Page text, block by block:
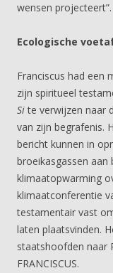
wensen projecteert”.
Ecologische
Franciscus had een
zijn spiritueel
Site verwijzen naar
van zijn begrafenis.
bericht kunnen in
broeikasgassen aan
klimaatopwarming
klimaatconferentie
testamentair vast
laten plaatsvinden.
staatshoofden naar
FRANCISCUS.